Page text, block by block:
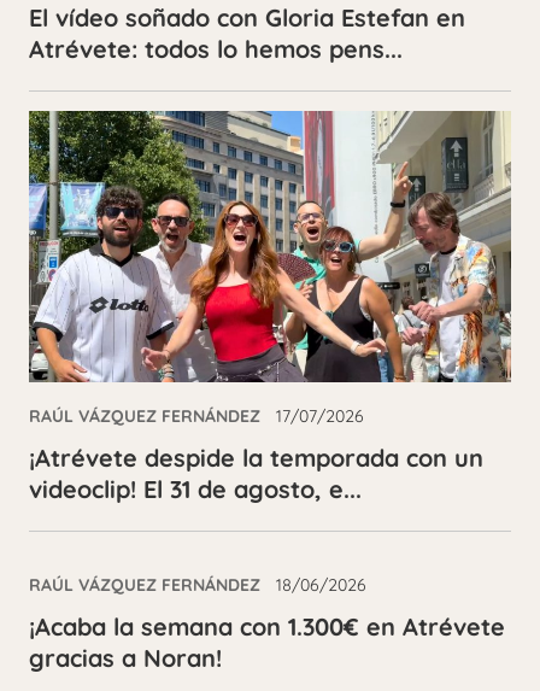
El vídeo soñado con Gloria Estefan en
Atrévete: todos lo hemos pens...
RAÚL VÁZQUEZ FERNÁNDEZ 17/07/2026
¡Atrévete despide la temporada con un
videoclip! El 31 de agosto, e...
RAÚL VÁZQUEZ FERNÁNDEZ 18/06/2026
¡Acaba la semana con 1.300€ en Atrévete
gracias a Noran!